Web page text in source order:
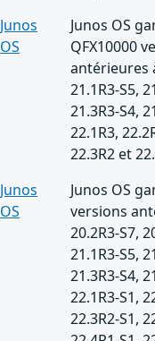
Junos
OS
Junos OS
QFX10000
antérieures
21.1R3-S5,
21.3R3-S4,
22.1R3,
22.3R2 et
Junos
OS
Junos OS
versions
20.2R3-S7,
21.1R3-S5,
21.3R3-S4,
22.1R3-S1,
22.3R2-S1,